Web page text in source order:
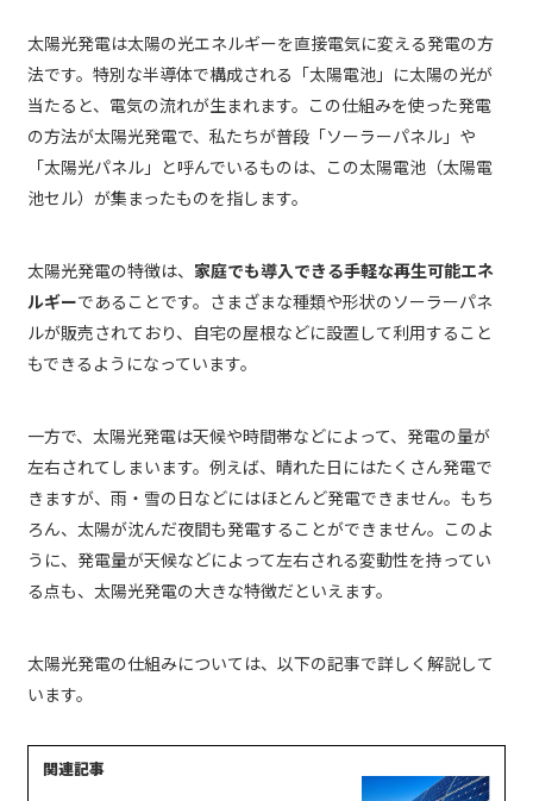
太陽光発電は太陽の光エネルギーを直接電気に変える発電の方
法です。特別な半導体で構成される「太陽電池」に太陽の光が
当たると、電気の流れが生まれます。この仕組みを使った発電
の方法が太陽光発電で、私たちが普段「ソーラーパネル」や
「太陽光パネル」と呼んでいるものは、この太陽電池（太陽電
池セル）が集まったものを指します。
太陽光発電の特徴は、 家庭でも導入できる手軽な再生可能エネ
ルギーであることです。さまざまな種類や形状のソーラーパネ
ルが販売されており、自宅の屋根などに設置して利用すること
もできるようになっています。
一方で、太陽光発電は天候や時間帯などによって、発電の量が
左右されてしまいます。例えば、晴れた日にはたくさん発電で
きますが、雨・雪の日などにはほとんど発電できません。もち
ろん、太陽が沈んだ夜間も発電することができません。このよ
うに、発電量が天候などによって左右される変動性を持ってい
る点も、太陽光発電の大きな特徴だといえます。
太陽光発電の仕組みについては、以下の記事で詳しく解説して
います。